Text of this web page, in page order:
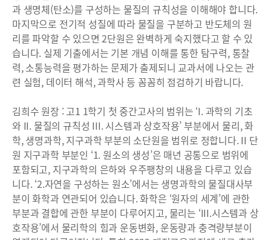
과 생명체(탄소)를 구성하는 물질의 규칙성을 이해해야 합니다.
마지막으로 전기적 성질에 따라 물질을 구분하고 반도체의 원
리를 파악할 수 있으면 2단원은 완벽하게 숙지했다고 할 수 있
습니다. 실제 기출에서는 기본 개념 이해를 통한 탐구력, 통찰
력, 소통능력을 평가하는 문제가 출제되니 교과서에 나오는 관
련 실험, 데이터 해석, 과학사 등 꼼꼼히 점검하기 바랍니다.
김희수 원장 : 고1 1학기 첫 중간고사의 범위는 ‘I. 과학의 기초
와 II. 물질의 규칙성 III. 시스템과 상호작용’ 부분에서 물리, 화
학, 생명과학, 지구과학 부분의 소단원을 범위로 정합니다. II 단
원 지구과학 부분인 ‘1. 원소의 생성’은 매년 공통으로 범위에
포함되고, 지구과학의 은하와 우주팽창의 내용을 다루고 있습
니다. ‘2.자연을 구성하는 원소’에서는 생명과학의 물질대사부
분이 화학과 연관되어 있습니다. 화학은 ‘원자의 세계’에 관한
부분과 결합에 관한 부분이 다루어지고, 물리는 ‘III.시스템과 상
호작용’에서 물리학의 힘과 운동변화, 운동량과 충격량부분이